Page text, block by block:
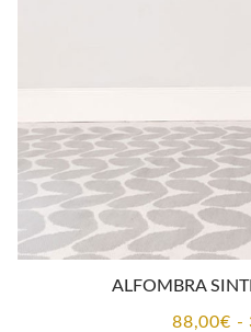
ALFOMBRA
88,00€ -